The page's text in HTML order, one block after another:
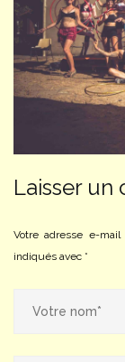
Laisser un
Votre adresse e-
indiqués avec *